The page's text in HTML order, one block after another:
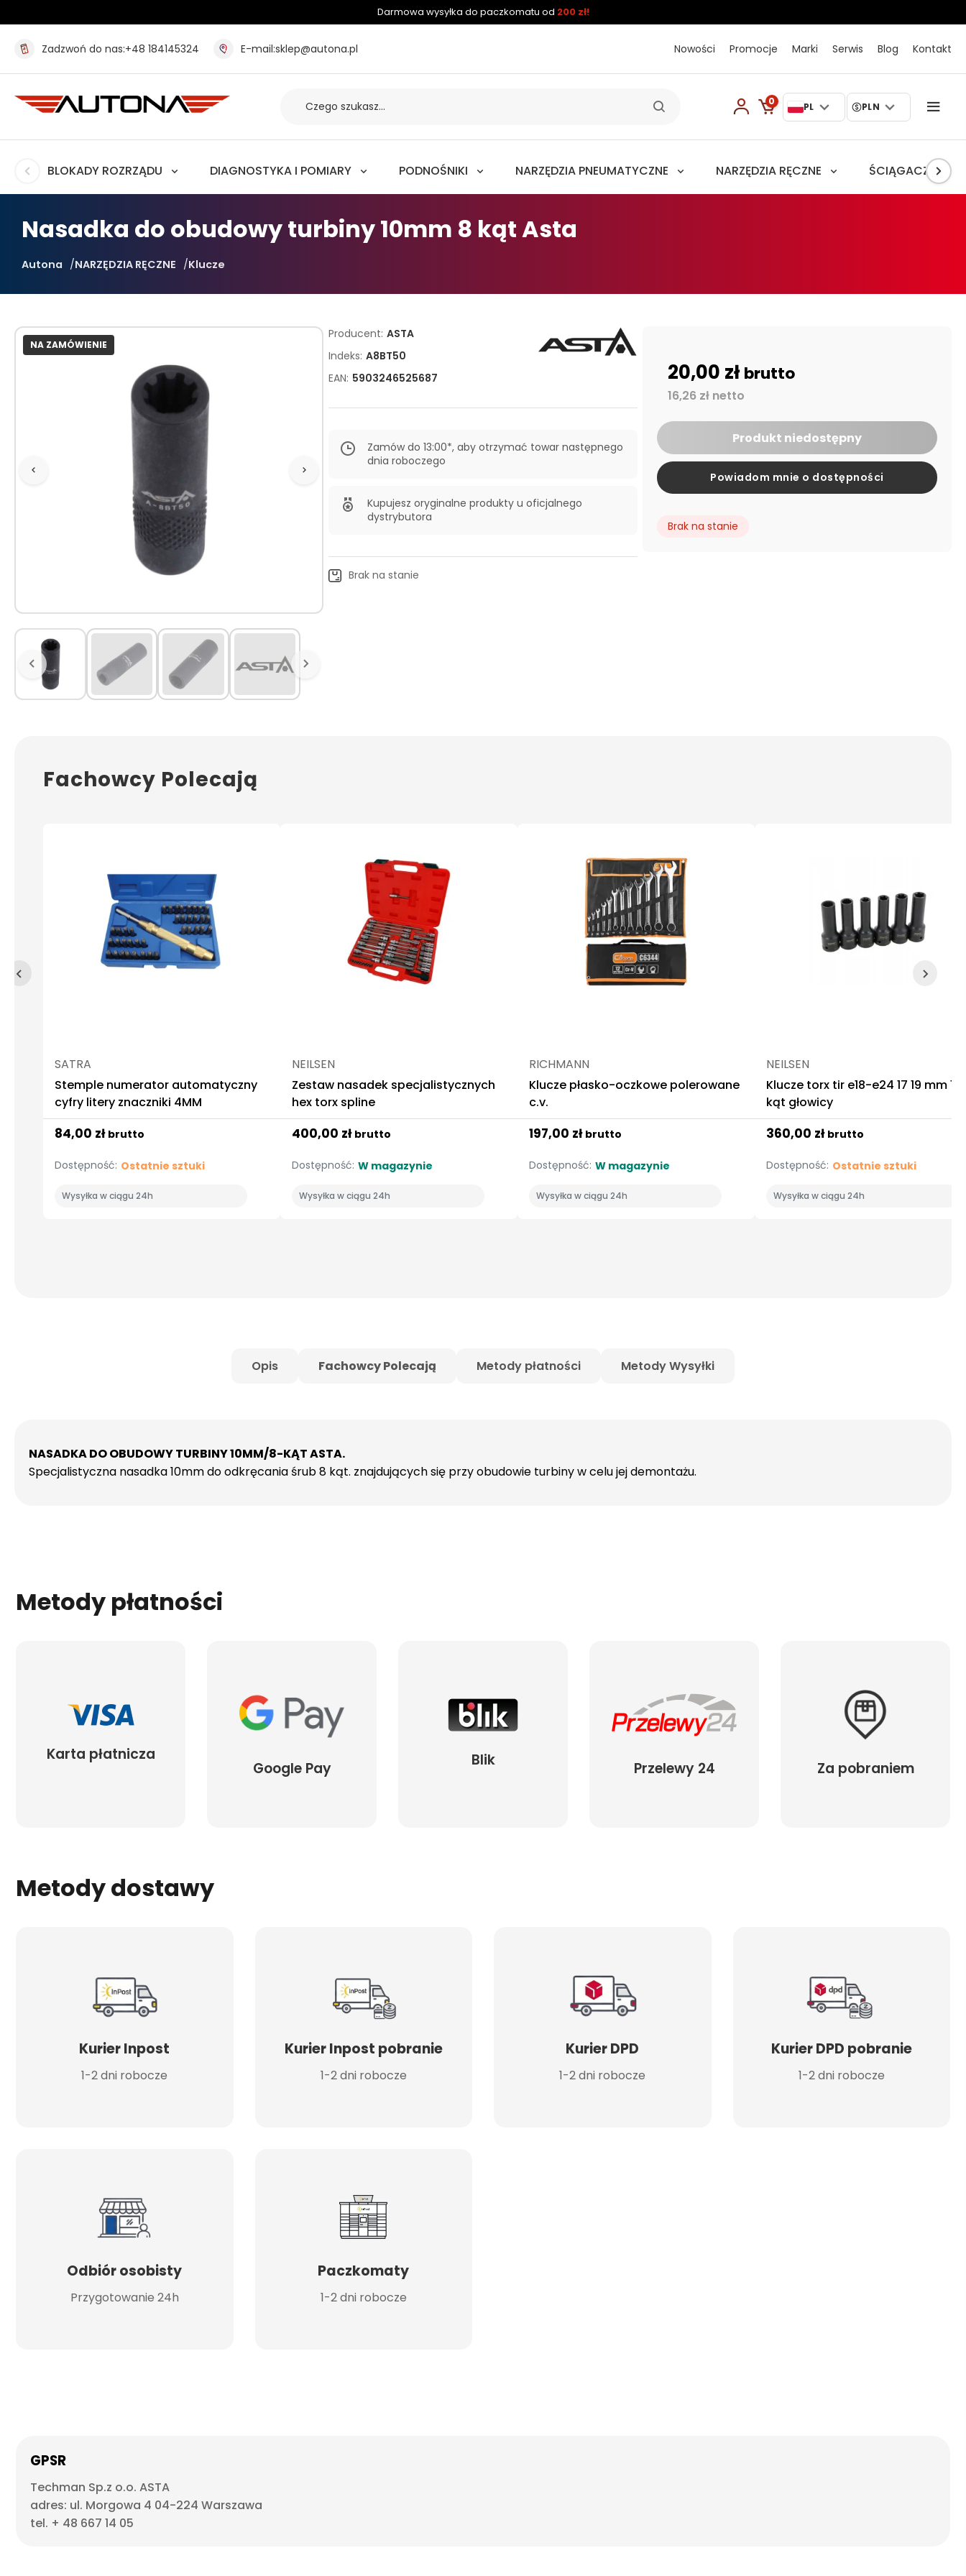
Darmowa wysyłka do paczkomatu od 200 zł!
Zadzwoń do nas:+48 184145324 E-mail:sklep@autona.pl Nowości Promocje Marki Serwis Blog Kontakt
0 PL PLN
BLOKADY ROZRZĄDU DIAGNOSTYKA I POMIARY PODNOŚNIKI NARZĘDZIA PNEUMATYCZNE NARZĘDZIA RĘCZNE ŚCIĄGACZE
Nasadka do obudowy turbiny 10mm 8 kąt Asta
Autona NARZĘDZIA RĘCZNE Klucze
NA ZAMÓWIENIE
Producent: ASTA
Indeks: A8BT50
EAN: 5903246525687
Zamów do 13:00*, aby otrzymać towar następnego
dnia roboczego
Kupujesz oryginalne produkty u oficjalnego
dystrybutora
Brak na stanie
20,00 złbrutto
16,26 zł netto
Produkt niedostępny
Powiadom mnie o dostępności
Brak na stanie
Fachowcy Polecają
SATRA
Stemple numerator automatyczny
cyfry litery znaczniki 4MM
84,00 zł brutto
Dostępność: Ostatnie sztuki
Wysyłka w ciągu 24h
NEILSEN
Zestaw nasadek specjalistycznych
hex torx spline
400,00 zł brutto
Dostępność: W magazynie
Wysyłka w ciągu 24h
RICHMANN
Klucze płasko-oczkowe polerowane
c.v.
197,00 zł brutto
Dostępność: W magazynie
Wysyłka w ciągu 24h
NEILSEN
Klucze torx tir e18-e24 17 19 mm 12
kąt głowicy
360,00 zł brutto
Dostępność: Ostatnie sztuki
Wysyłka w ciągu 24h
Opis Fachowcy Polecają Metody płatności Metody Wysyłki
NASADKA DO OBUDOWY TURBINY 10MM/8-KĄT ASTA.
Specjalistyczna nasadka 10mm do odkręcania śrub 8 kąt. znajdujących się przy obudowie turbiny w celu jej demontażu.
Metody płatności
Karta płatnicza
Google Pay Blik Przelewy 24 Za pobraniem
Metody dostawy
Kurier Inpost
1-2 dni robocze
Kurier Inpost pobranie
1-2 dni robocze
Kurier DPD
1-2 dni robocze
Kurier DPD pobranie
1-2 dni robocze
Odbiór osobisty
Przygotowanie 24h
Paczkomaty
1-2 dni robocze
GPSR
Techman Sp.z o.o. ASTA
adres: ul. Morgowa 4 04-224 Warszawa
tel. + 48 667 14 05